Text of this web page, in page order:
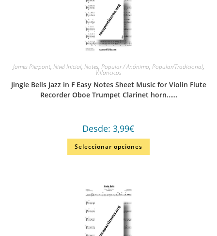
James Pierpont, Nivel Inicial, Notes, Popular / Anónimo, Popular/Tradicional,
Villancicos
Jingle Bells Jazz in F Easy Notes Sheet Music for Violin Flute
Recorder Oboe Trumpet Clarinet horn……
Desde: 3,99€
Seleccionar opciones